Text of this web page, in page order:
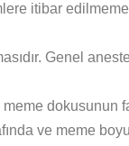
itibar
Genel
dokusunun
ve meme